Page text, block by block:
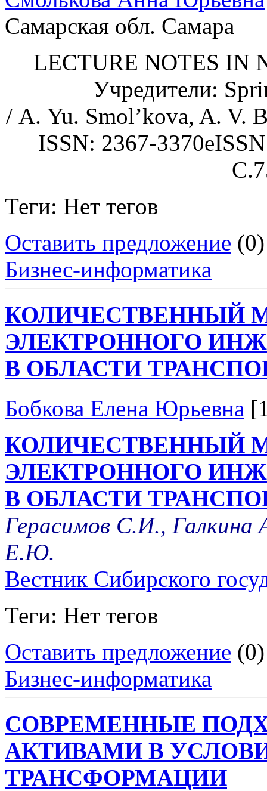
Самарская обл. Самара
LECTURE NOTES IN
Учредители:
/ A. Yu. Smol’kova, A. V.
ISSN: 2367-
Теги: Нет тегов
Оставить предложение (0)
Бизнес-информатика
КОЛИЧЕСТВЕННЫЙ
ЭЛЕКТРОННОГО
В ОБЛАСТИ
Бобкова Елена Юрьевна
КОЛИЧЕСТВЕННЫЙ
ЭЛЕКТРОННОГО
В ОБЛАСТИ
Герасимов С.И.,
Е.Ю.
Вестник Сибирского
Теги: Нет тегов
Оставить предложение (0)
Бизнес-информатика
СОВРЕМЕННЫЕ
АКТИВАМИ В
ТРАНСФОРМАЦИИ